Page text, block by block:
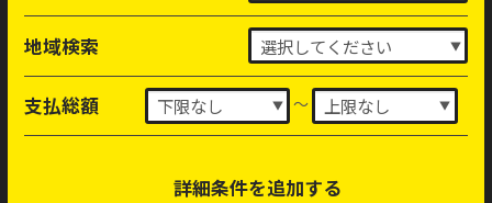
地域検索
支払総額 ～
詳細条件を追加する